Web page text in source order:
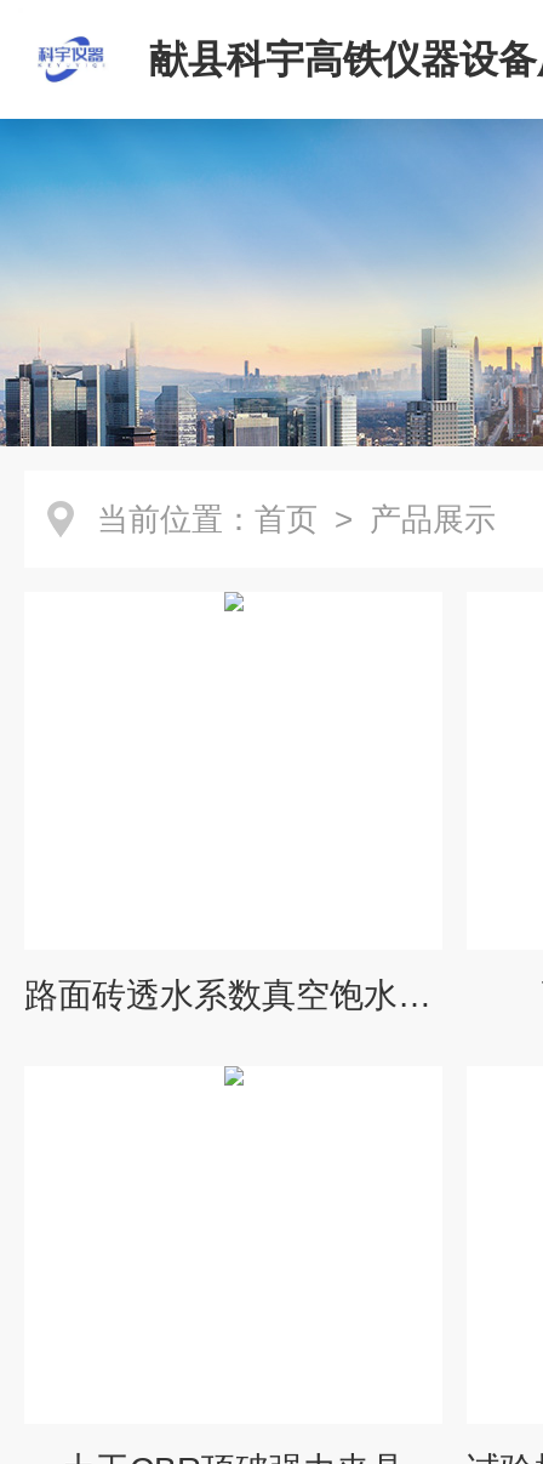
献县科宇高铁仪器设
当前位置： 首页 > 产品展示
路面砖透水系数真空饱水试验装置